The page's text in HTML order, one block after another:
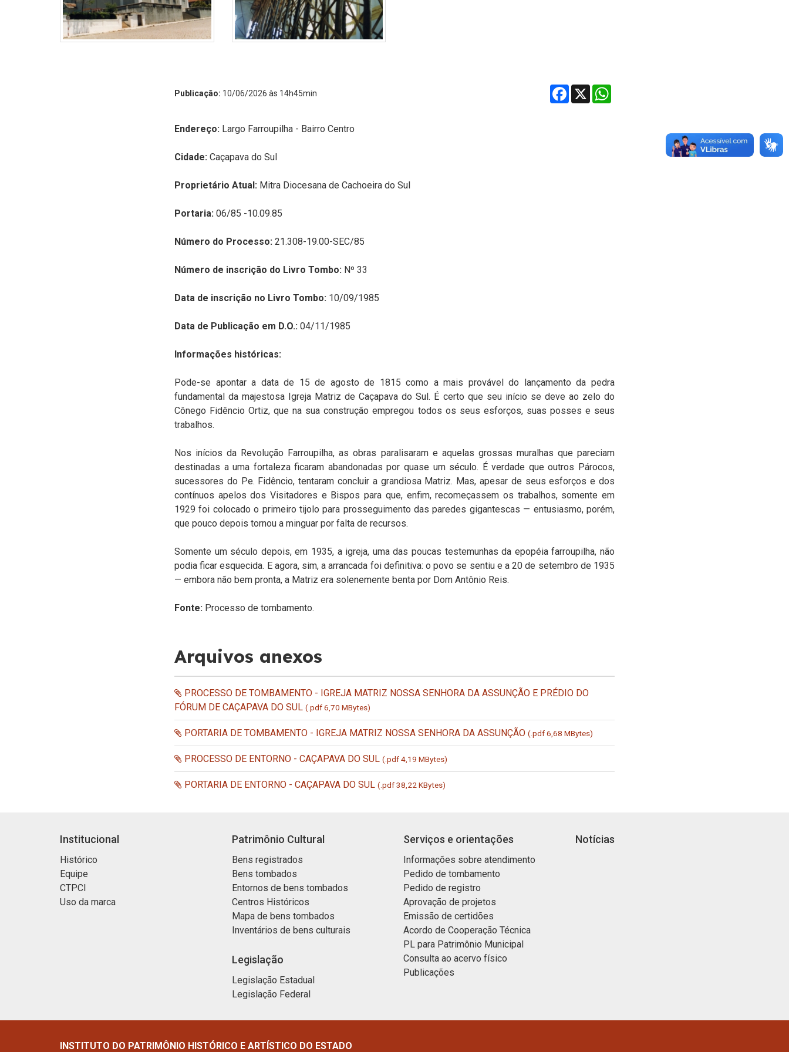
Publicação: 10/06/2026 às 14h45min Facebook
X
Endereço: Largo Farroupilha - Bairro Centro
Cidade: Caçapava do Sul
Proprietário Atual: Mitra Diocesana de Cachoeira do Sul
Portaria: 06/85 -10.09.85
Número do Processo: 21.308-19.00-SEC/85
Número de inscrição do Livro Tombo: Nº 33
Data de inscrição no Livro Tombo: 10/09/1985
Data de Publicação em D.O.: 04/11/1985
Informações históricas:
Pode-se apontar a data de 15 de agosto de 1815 como a mais provável do lançamento da pedra
fundamental da majestosa Igreja Matriz de Caçapava do Sul. É certo que seu início se deve ao zelo do
Cônego Fidêncio Ortiz, que na sua construção empregou todos os seus esforços, suas posses e seus
trabalhos.
Nos inícios da Revolução Farroupilha, as obras paralisaram e aquelas grossas muralhas que pareciam
destinadas a uma fortaleza ficaram abandonadas por quase um século. É verdade que outros Párocos,
sucessores do Pe. Fidêncio, tentaram concluir a grandiosa Matriz. Mas, apesar de seus esforços e dos
contínuos apelos dos Visitadores e Bispos para que, enfim, recomeçassem os trabalhos, somente em
1929 foi colocado o primeiro tijolo para prosseguimento das paredes gigantescas — entusiasmo, porém,
que pouco depois tornou a minguar por falta de recursos.
Somente um século depois, em 1935, a igreja, uma das poucas testemunhas da epopéia farroupilha, não
podia ficar esquecida. E agora, sim, a arrancada foi definitiva: o povo se sentiu e a 20 de setembro de 1935
— embora não bem pronta, a Matriz era solenemente benta por Dom Antônio Reis.
Fonte: Processo de tombamento.
Arquivos anexos
PROCESSO DE TOMBAMENTO - IGREJA MATRIZ NOSSA SENHORA DA ASSUNÇÃO E PRÉDIO DO
FÓRUM DE CAÇAPAVA DO SUL (.pdf 6,70 MBytes)
PORTARIA DE TOMBAMENTO - IGREJA MATRIZ NOSSA SENHORA DA ASSUNÇÃO (.pdf 6,68 MBytes)
PROCESSO DE ENTORNO - CAÇAPAVA DO SUL (.pdf 4,19 MBytes)
PORTARIA DE ENTORNO - CAÇAPAVA DO SUL (.pdf 38,22 KBytes)
Institucional
Histórico
Equipe
CTPCI
Uso da marca
Patrimônio Cultural
Bens registrados
Bens tombados
Entornos de bens tombados
Centros Históricos
Mapa de bens tombados
Inventários de bens culturais
Legislação
Legislação Estadual
Legislação Federal
Serviços e orientações
Informações sobre atendimento
Pedido de tombamento
Pedido de registro
Aprovação de projetos
Emissão de certidões
Acordo de Cooperação Técnica
PL para Patrimônio Municipal
Consulta ao acervo físico
Publicações
Notícias
INSTITUTO DO PATRIMÔNIO HISTÓRICO E ARTÍSTICO DO ESTADO